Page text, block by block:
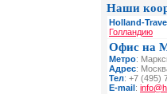
Наши
Holland-
Голландию
Офис на
Метро:
Адрес:
Тел: +7 (495)
E-mail: